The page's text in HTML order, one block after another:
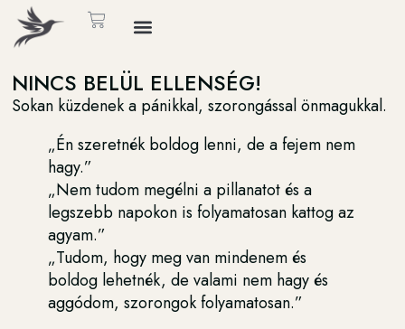
NINCS BELÜL ELLENSÉG!
Sokan küzdenek a pánikkal, szorongással önmagukkal.
„Én szeretnék boldog lenni, de a fejem nem
hagy.”
„Nem tudom megélni a pillanatot és a
legszebb napokon is folyamatosan kattog az
agyam.”
„Tudom, hogy meg van mindenem és
boldog lehetnék, de valami nem hagy és
aggódom, szorongok folyamatosan.”